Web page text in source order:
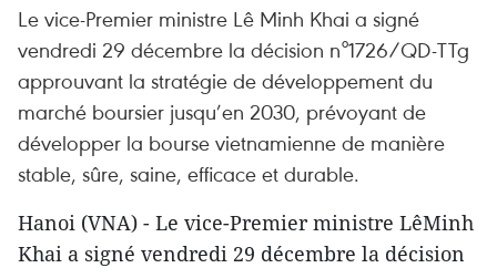
Le vice-Premier ministre Lê Minh Khai a signé
vendredi 29 décembre la décision n°1726/QD-TTg
approuvant la stratégie de développement du
marché boursier jusqu’en 2030, prévoyant de
développer la bourse vietnamienne de manière
stable, sûre, saine, efficace et durable.
Hanoi (VNA) - Le vice-Premier ministre LêMinh
Khai a signé vendredi 29 décembre la décision